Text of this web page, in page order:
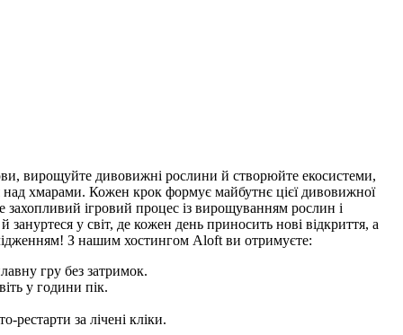
вирощуйте дивовижні рослини й створюйте екосистеми,
над хмарами. Кожен крок формує майбутнє цієї дивовижної
захопливий ігровий процес із вирощуванням рослин і
у світ, де кожен день приносить нові відкриття, а
З нашим хостингом Aloft ви отримуєте:
гру без затримок.
у години пік.
рестарти за лічені кліки.